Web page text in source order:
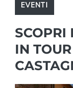
EVENTI
SCOPRI
IN